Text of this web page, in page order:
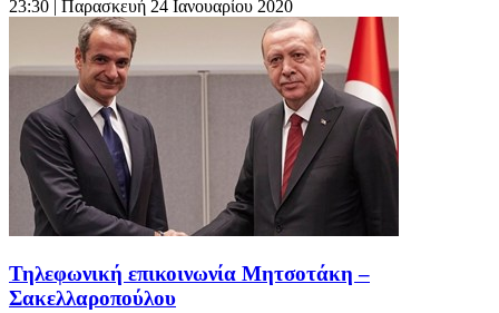
23:30 | Παρασκευή 24 Ιανουαρίου 2020
Τηλεφωνική επικοινωνία Μητσοτάκη –
Σακελλαροπούλου